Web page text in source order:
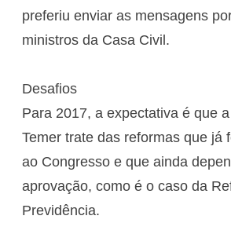
preferiu enviar as mensagens
ministros da Casa Civil.
Desafios
Para 2017, a expectativa é que
Temer trate das reformas que já
ao Congresso e que ainda
aprovação, como é o caso da
Previdência.